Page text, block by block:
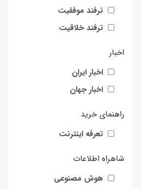
ترفند موفقیت
ترفند خلاقیت
اخبار
اخبار ایران
اخبار جهان
راهنمای خرید
تعرفه اینترنت
شاهراه اطلاعات
هوش مصنوعی